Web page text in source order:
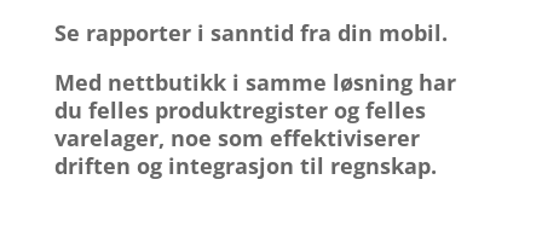
Se rapporteri sanntid fra din mobil.
Med nettbutikki samme løsning har
du felles produktregister og felles
varelager, noe som effektiviserer
driften og integrasjon til regnskap.